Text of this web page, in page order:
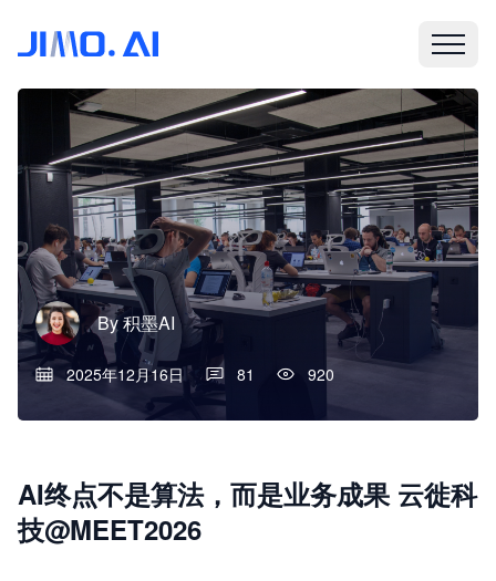
By积墨AI
2025年12月16日 81 920
AI终点不是算法，而是业务成果 云徙科
技@MEET2026